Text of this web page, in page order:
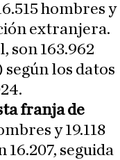
hombres y
extranjera.
son 163.962
según los datos
franja de
y 19.118
seguida